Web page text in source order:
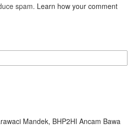
spam. Learn how your comment
Mandek, BHP2HI Ancam Bawa